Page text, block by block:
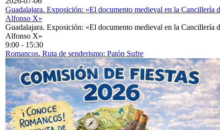
Guadalajara. Exposición: «El documento medieval en la Cancillería
Alfonso X»
Guadalajara. Exposición: «El documento medieval en la Cancillería
Alfonso X»
9:00 - 15:30
Romancos. Ruta de senderismo: Patón Sufre